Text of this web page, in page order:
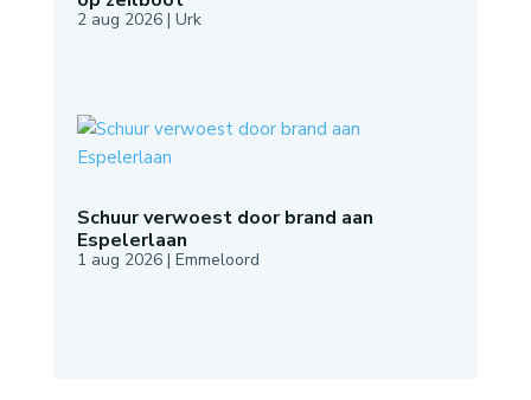
2 aug 2026| Urk
Schuur verwoest door brand aan
Espelerlaan
1 aug 2026| Emmeloord